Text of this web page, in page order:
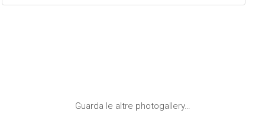
Guarda le altre photogallery…